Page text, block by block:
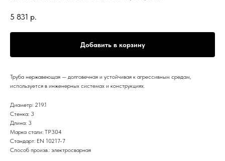
5 831 р.
Добавить в корзину
Труба нержавеющая — долговечная и устойчивая к агрессивным средам,
используется в инженерных системах и конструкциях.
Диаметр: 219.1
Стенка: 3
Длина: 3
Марка стали: TP304
Стандарт: EN 10217-7
Способ произв.: электросварная